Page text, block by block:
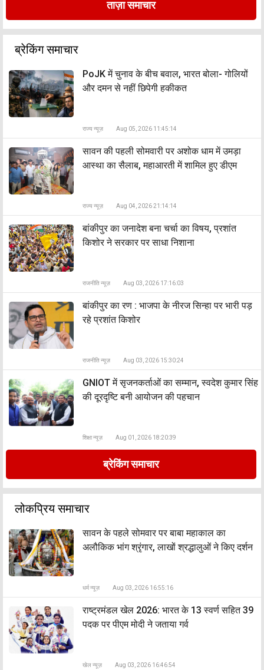
ताज़ा समाचार
ब्रेकिंग समाचार
PoJK में चुनाव के बीच बवाल, भारत बोला- गोलियों
और दमन से नहीं छिपेगी हकीकत
राज्य न्यूज़ Aug 05, 2026 11:45:14
सावन की पहली सोमवारी पर अशोक धाम में उमड़ा
आस्था का सैलाब, महाआरती में शामिल हुए डीएम
राज्य न्यूज़ Aug 04, 2026 21:14:14
बांकीपुर का जनादेश बना चर्चा का विषय, प्रशांत
किशोर ने सरकार पर साधा निशाना
राजनीति न्यूज़ Aug 03, 2026 17:16:03
बांकीपुर का रण : भाजपा के नीरज सिन्हा पर भारी पड़
रहे प्रशांत किशोर
राजनीति न्यूज़ Aug 03, 2026 15:30:24
GNIOT में सृजनकर्ताओं का सम्मान, स्वदेश कुमार सिंह
की दूरदृष्टि बनी आयोजन की पहचान
शिक्षा न्यूज़ Aug 01, 2026 18:20:39
ब्रेकिंग समाचार
लोकप्रिय समाचार
सावन के पहले सोमवार पर बाबा महाकाल का
अलौकिक भांग श्रृंगार, लाखों श्रद्धालुओं ने किए दर्शन
धर्म न्यूज़ Aug 03, 2026 16:55:16
राष्ट्रमंडल खेल 2026: भारत के 13 स्वर्ण सहित 39
पदक पर पीएम मोदी ने जताया गर्व
खेल न्यूज़ Aug 03, 2026 16:46:54